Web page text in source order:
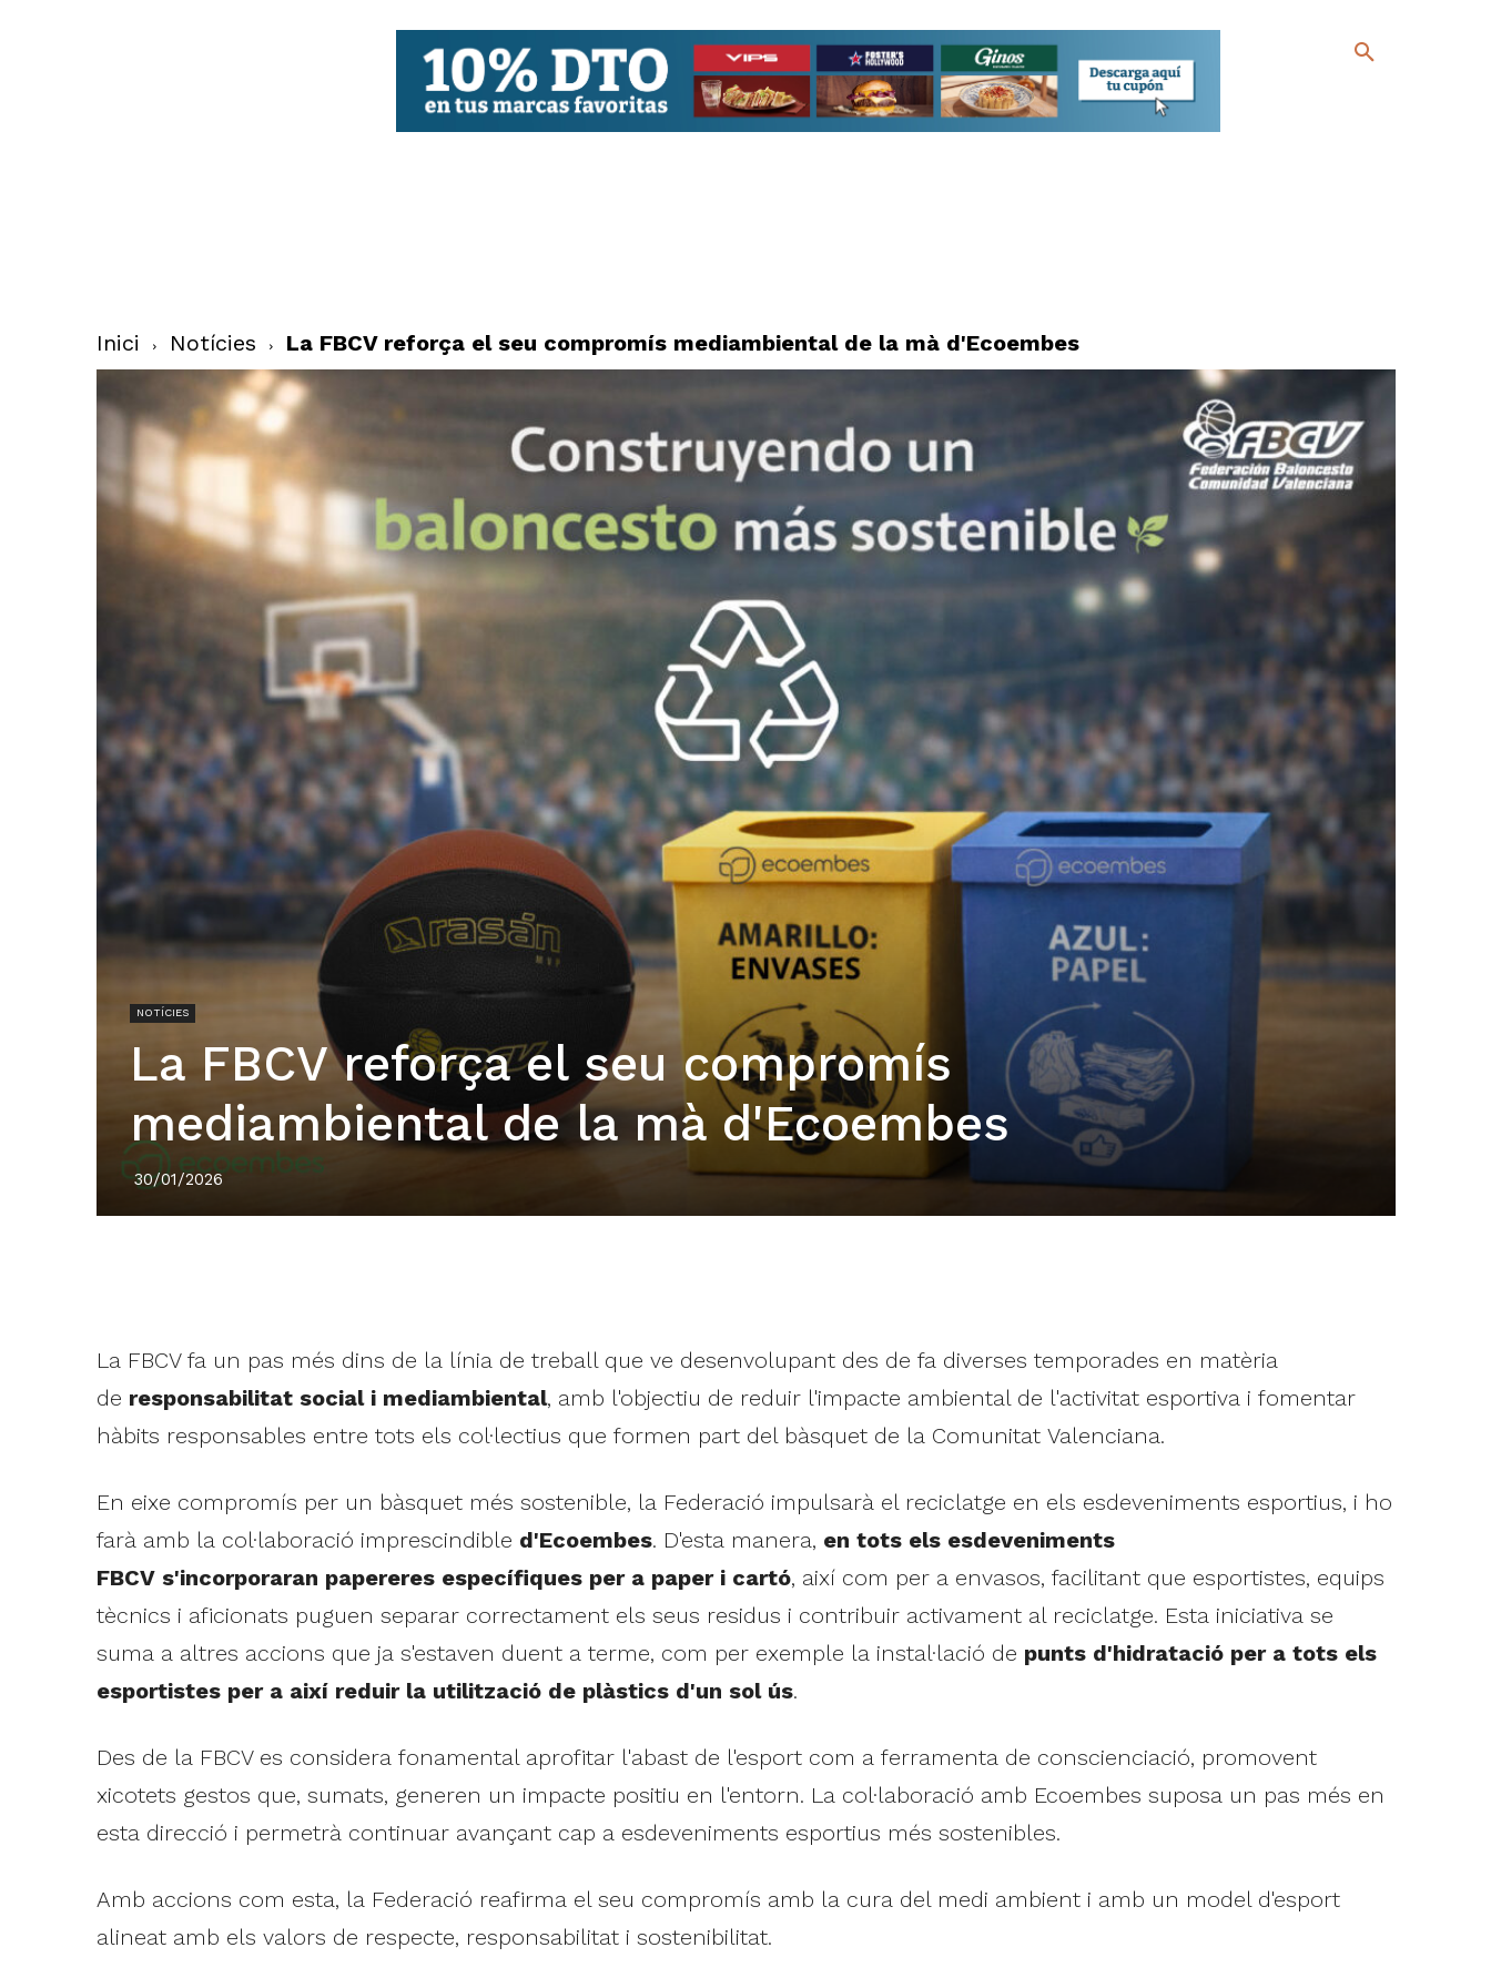
Inici Notícies La FBCV reforça el seu compromís mediambiental de la mà d'Ecoembes
NOTÍCIES
La FBCV reforça el seu compromís
mediambiental de la mà d'Ecoembes
30/01/2026
La FBCV fa un pas més dins de la línia de treball que ve desenvolupant des de fa diverses temporades en matèria
de responsabilitat social i mediambiental, amb l'objectiu de reduir l'impacte ambiental de l'activitat esportiva i fomentar
hàbits responsables entre tots els col·lectius que formen part del bàsquet de la Comunitat Valenciana.
En eixe compromís per un bàsquet més sostenible, la Federació impulsarà el reciclatge en els esdeveniments esportius, i ho
farà amb la col·laboració imprescindible d'Ecoembes. D'esta manera, en tots els esdeveniments
FBCV s'incorporaran papereres específiques per a paper i cartó, així com per a envasos, facilitant que esportistes, equips
tècnics i aficionats puguen separar correctament els seus residus i contribuir activament al reciclatge. Esta iniciativa se
suma a altres accions que ja s'estaven duent a terme, com per exemple la instal·lació de punts d'hidratació per a tots els
esportistes per a així reduir la utilització de plàstics d'un sol ús.
Des de la FBCV es considera fonamental aprofitar l'abast de l'esport com a ferramenta de conscienciació, promovent
xicotets gestos que, sumats, generen un impacte positiu en l'entorn. La col·laboració amb Ecoembes suposa un pas més en
esta direcció i permetrà continuar avançant cap a esdeveniments esportius més sostenibles.
Amb accions com esta, la Federació reafirma el seu compromís amb la cura del medi ambient i amb un model d'esport
alineat amb els valors de respecte, responsabilitat i sostenibilitat.